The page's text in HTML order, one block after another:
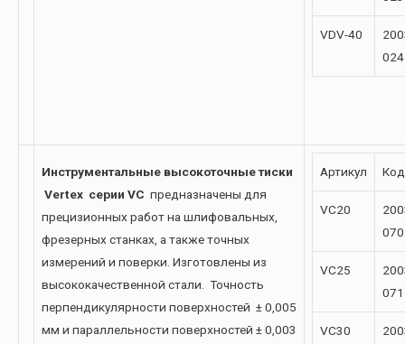
VDV-40
024
Инструментальные высокоточные тиски
Vertex серии VC предназначены для
прецизионных работ на шлифовальных,
фрезерных станках, а также точных
измерений и поверки. Изготовлены из
высококачественной стали. Точность
перпендикулярности поверхностей ± 0,005
мм и параллельности поверхностей ± 0,003
Артикул Код
VC20
070
VC25
071
VC30